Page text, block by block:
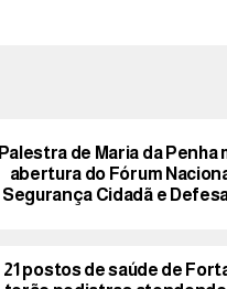
Palestra de Maria da Penha
abertura do Fórum
Segurança Cidadã e
21 postos de saúde de